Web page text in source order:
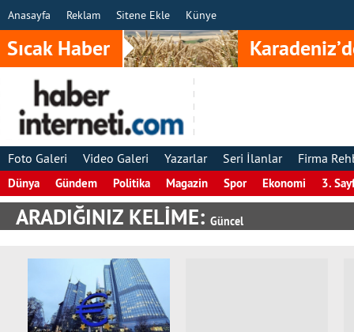
Anasayfa Reklam Sitene Ekle Künye
Sıcak Haber
Foto Galeri Video Galeri Yazarlar Seri İlanlar Firma
Dünya Gündem Politika Magazin Spor Ekonomi 3.
ARADIĞINIZ KELİME: Güncel